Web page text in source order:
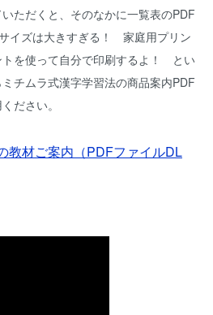
ただくと、そのなかに一覧表のPDF
イズは大きすぎる！ 家庭用プリン
トを使って自分で印刷するよ！ とい
チムラ式漢字学習法の商品案内PDF
ださい。
教材ご案内（PDFファイルDL